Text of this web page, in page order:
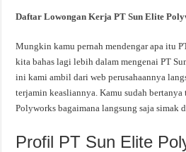
Daftar Lowongan Kerja PT Sun Elite
Mungkin kamu pernah mendengar apa itu
kita bahas lagi lebih dalam mengenai PT
ini kami ambil dari web perusahaannya
terjamin keasliannya. Kamu sudah
Polyworks bagaimana langsung saja simak
Profil PT Sun Elite